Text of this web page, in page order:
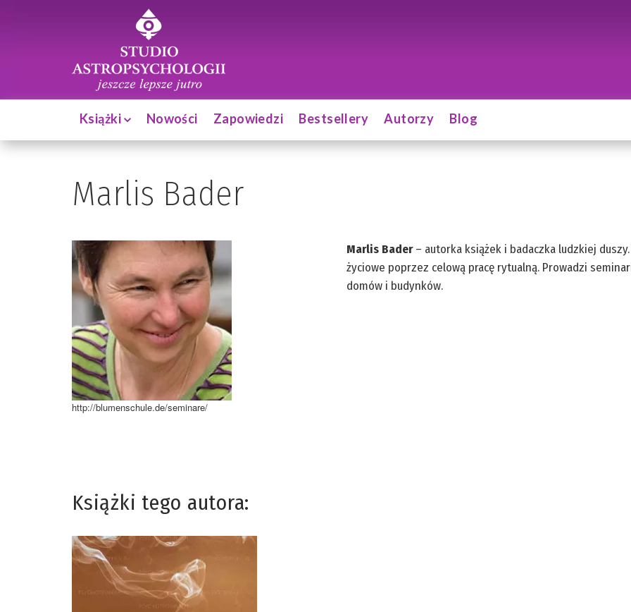
Książki Nowości Zapowiedzi Bestsellery Autorzy Blog
Marlis Bader
http://blumenschule.de/seminare/
Marlis Bader– autorka książek i badaczka ludzkiej
życiowe poprzez celową pracę rytualną. Prowadzi
domów i budynków.
Książki tego autora: